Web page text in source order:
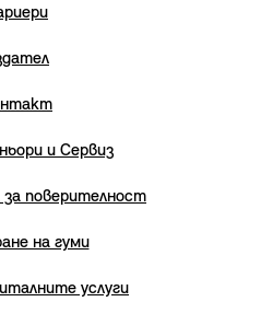
и Сервиз
поверителност
на гуми
услуги